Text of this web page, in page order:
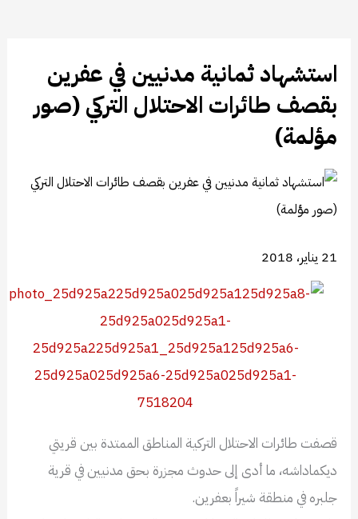
استشهاد ثمانية مدنيين في عفرين
بقصف طائرات الاحتلال التركي (صور
مؤلمة)
21 يناير، 2018
قصفت طائرات الاحتلال التركية المناطق الممتدة بين قريتي
ديكماداشه، ما أدى إلى حدوث مجزرة بحق مدنيين في قرية
جلبره في منطقة شيراً بعفرين.